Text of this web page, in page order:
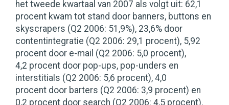
het tweede kwartaal van 2007 als volgt uit: 62,1
procent kwam tot stand door banners, buttons en
skyscrapers (Q2 2006: 51,9%), 23,6% door
contentintegratie (Q2 2006: 29,1 procent), 5,92
procent door e-mail (Q2 2006: 5,0 procent),
4,2 procent door pop-ups, pop-unders en
interstitials (Q2 2006: 5,6 procent), 4,0
procent door barters (Q2 2006: 3,9 procent) en
0,2 procent door search (Q2 2006: 4,5 procent).